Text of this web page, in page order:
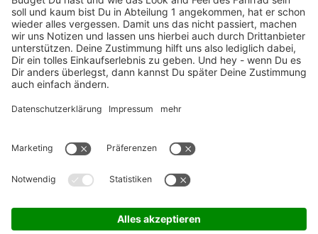
ZAHLUNGSARTEN / RATENKAUF
FÜR ARBEITGEBER & ARBEITNEHMER